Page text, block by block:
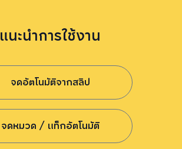
แนะนำการใช้งาน
จดอัตโนมัติจากสลิป
จดหมวด / แท็กอัตโนมัติ